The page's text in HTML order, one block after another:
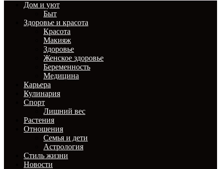
Дом и уют
Быт
Здоровье и красота
Красота
Макияж
Здоровье
Женское здоровье
Беременность
Медицина
Карьера
Кулинария
Спорт
Лишний вес
Растения
Отношения
Семья и дети
Астрология
Стиль жизни
Новости